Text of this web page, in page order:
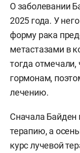
О заболевании
2025 года. У
форму рака
метастазами в
тогда отмечали,
гормонам,
лечению.
Сначала Байден
терапию, а
курс лучевой